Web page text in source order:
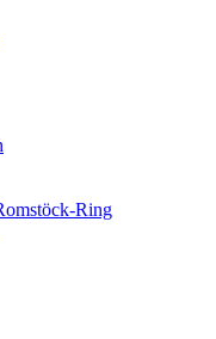
Ring